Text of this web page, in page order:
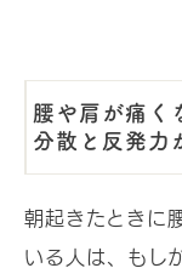
腰や肩が痛く
分散と反発力
朝起きたときに
いる人は、もし